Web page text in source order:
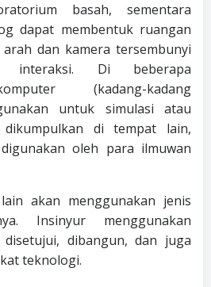
basah, sementara
dapat membentuk ruangan
dan kamera tersembunyi
interaksi. Di beberapa
(kadang-kadang
untuk simulasi atau
di tempat lain,
oleh para ilmuwan
akan menggunakan jenis
Insinyur menggunakan
dibangun, dan juga
teknologi.